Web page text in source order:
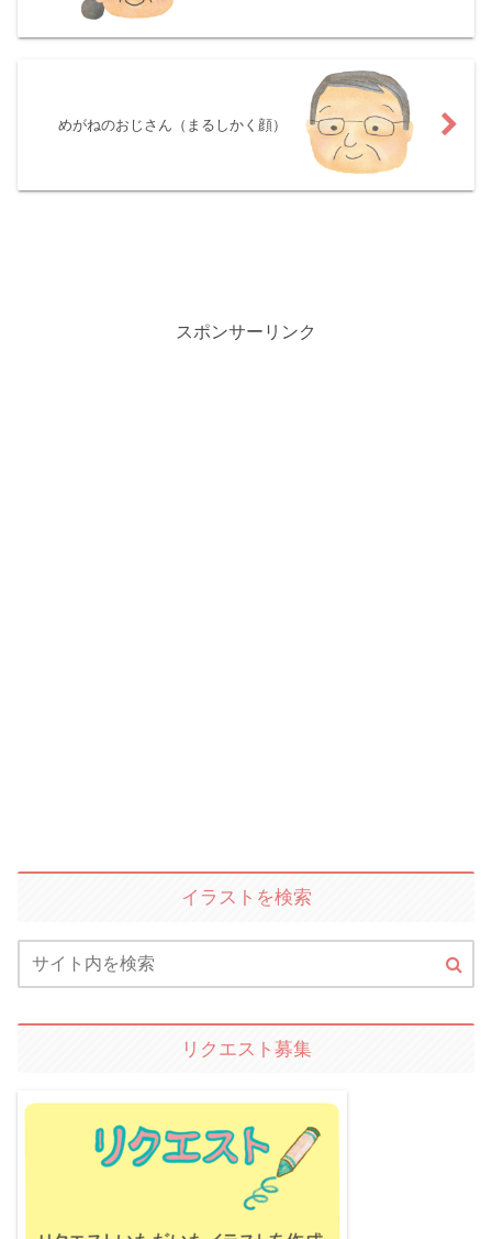
めがねのおじさん（まるしかく顔）
スポンサーリンク
イラストを検索
リクエスト募集